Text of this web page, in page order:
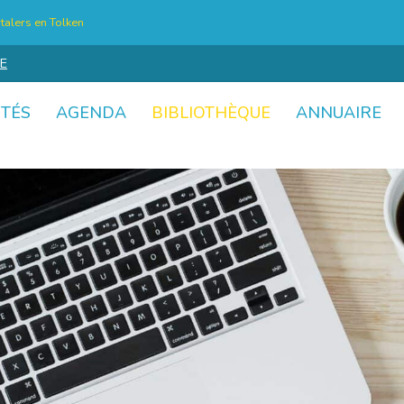
en Tolken
AGENDA BIBLIOTHÈQUE
ANNUAIRE